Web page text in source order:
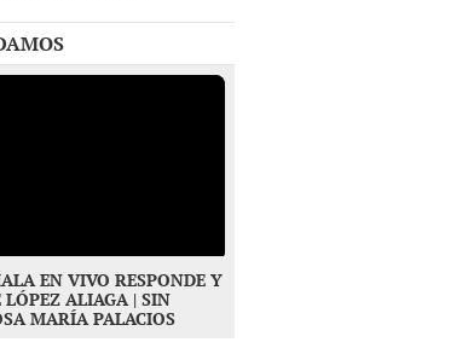
EN VIVO RESPONDE Y
ALIAGA | SIN
MARÍA PALACIOS